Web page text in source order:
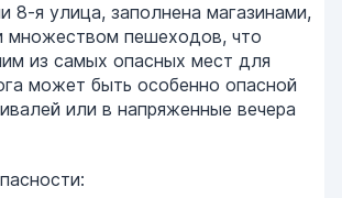
8-я улица, заполнена магазинами,
множеством пешеходов, что
из самых опасных мест для
может быть особенно опасной
или в напряженные вечера